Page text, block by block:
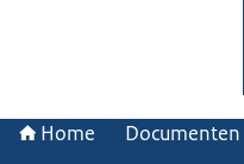
Home Documenten